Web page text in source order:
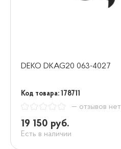
DEKO DKAG20 063-4027
Код товара: 178711
— отзывов нет
19 150 руб.
Есть в наличии